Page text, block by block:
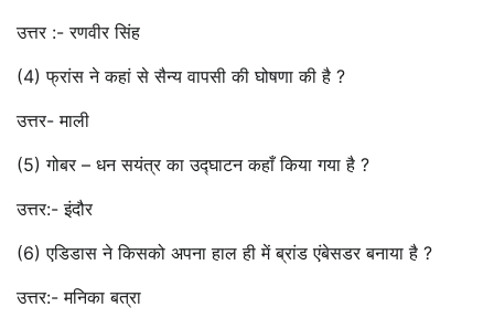
उत्तर :- रणवीर सिंह
(4) फ्रांस ने कहां से सैन्य वापसी की घोषणा की है ?
उत्तर- माली
(5) गोबर – धन सयंत्र का उद्घाटन कहाँ किया गया है ?
उत्तर:- इंदौर
(6) एडिडास ने किसको अपना हाल ही में ब्रांड एंबेसडर बनाया है ?
उत्तर:- मनिका बत्रा